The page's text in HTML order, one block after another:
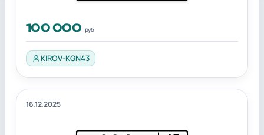
100 000 руб
KIROV-KGN43
16.12.2025